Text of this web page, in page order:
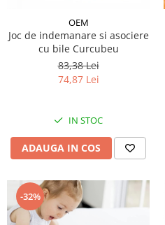
OEM
Joc de indemanare si asociere
cu bile Curcubeu
83,38 Lei
74,87 Lei
IN STOC
ADAUGA IN COS
-32%